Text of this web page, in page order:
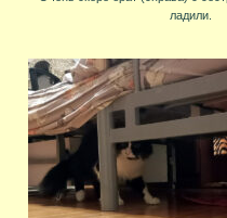
ладили.